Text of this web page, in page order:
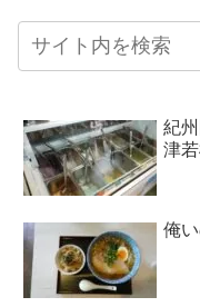
紀
津
俺